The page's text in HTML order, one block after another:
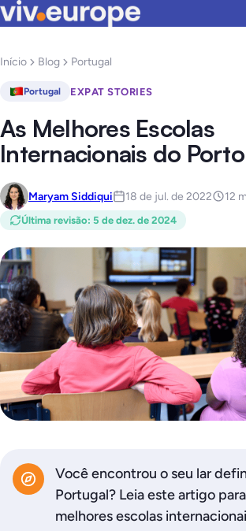
Início Blog Portugal
Portugal EXPAT STORIES
As Melhores Escolas
Internacionais do Porto
Maryam Siddiqui 18 de jul. de 2022 12
Última revisão: 5 de dez. de 2024
Você encontrou o seu lar
Portugal? Leia este artigo
melhores escolas